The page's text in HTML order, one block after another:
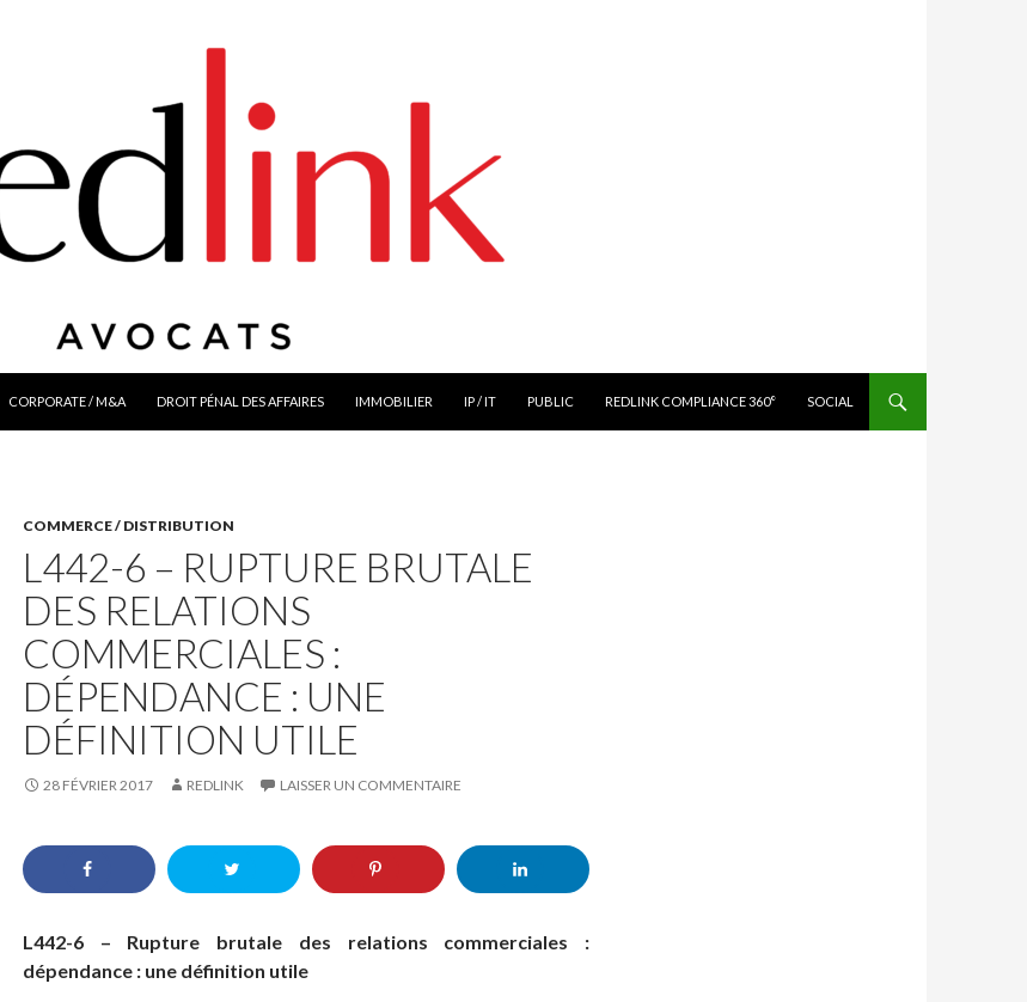
CORPORATE / M&A DROIT PÉNAL DES AFFAIRES IMMOBILIER IP / IT PUBLIC REDLINK COMPLIANCE 360° SOCIAL
COMMERCE / DISTRIBUTION
L442-6 – RUPTURE BRUTALE
DES RELATIONS
COMMERCIALES :
DÉPENDANCE : UNE
DÉFINITION UTILE
28 FÉVRIER 2017 REDLINK LAISSER UN COMMENTAIRE
L442-6 – Rupture brutale des relations commerciales :
dépendance : une définition utile